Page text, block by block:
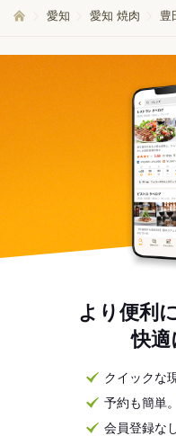
愛知 愛知 焼肉 豊
より便利
快適
クイックな
予約も簡単
会員登録な